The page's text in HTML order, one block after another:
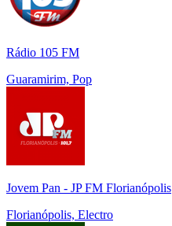
Rádio 105 FM
Guaramirim, Pop
Jovem Pan - JP FM Florianópolis
Florianópolis, Electro